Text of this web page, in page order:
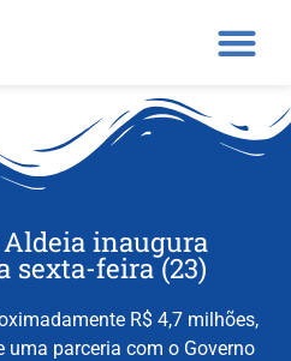
Aldeia inaugura
sexta-feira (23)
R$ 4,7 milhões,
uma parceria com o Governo